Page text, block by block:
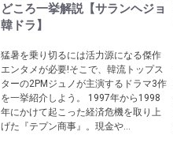
どころ一挙解説【サランヘジョ
韓ドラ】
猛暑を乗り切るには活力源になる傑作
エンタメが必要!そこで、韓流トップス
ターの2PMジュノが主演するドラマ3作
を一挙紹介しよう。 1997年から1998
年にかけて起こった経済危機を取り上
げた『テプン商事』。現金や...